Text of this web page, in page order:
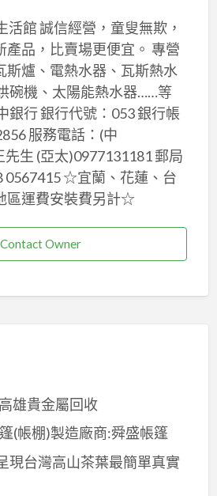
活館 誠信經營，童叟無欺，
產品，比賣場更便宜。 專營
斯爐、電熱水器、瓦斯熱水
碗機、太陽能熱水器……等
銀行 銀行代號：053 銀行帳
服務電話：(中
生 (亞太)0977131181 郵局
0567415 ☆宜蘭、花蓮、台
區運費安裝費另計☆
Contact Owner
雄貴金屬回收
(帳棚)製造廠商:舜盛帳篷
現台灣高山茶葉最簡單真實